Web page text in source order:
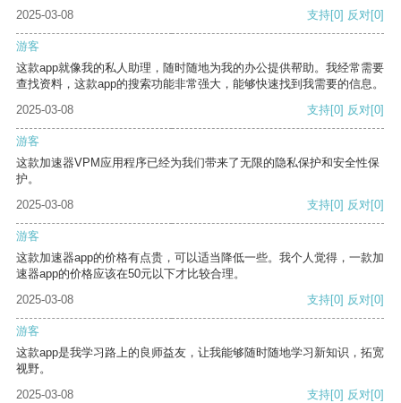
2025-03-08 支持[0] 反对[0]
游客
这款app就像我的私人助理，随时随地为我的办公提供帮助。我经常需要
查找资料，这款app的搜索功能非常强大，能够快速找到我需要的信息。
2025-03-08
支持[0] 反对[0]
游客
这款加速器VPM应用程序已经为我们带来了无限的隐私保护和安全性保
护。
2025-03-08
支持[0] 反对[0]
游客
这款加速器app的价格有点贵，可以适当降低一些。我个人觉得，一款加
速器app的价格应该在50元以下才比较合理。
2025-03-08
支持[0] 反对[0]
游客
这款app是我学习路上的良师益友，让我能够随时随地学习新知识，拓宽
视野。
2025-03-08
支持[0] 反对[0]